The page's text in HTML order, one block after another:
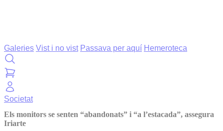
Galeries Vist i no vist Passava per aquí Hemeroteca
Societat
Els monitors se senten “abandonats” i “a l’estacada”, assegura
Iriarte